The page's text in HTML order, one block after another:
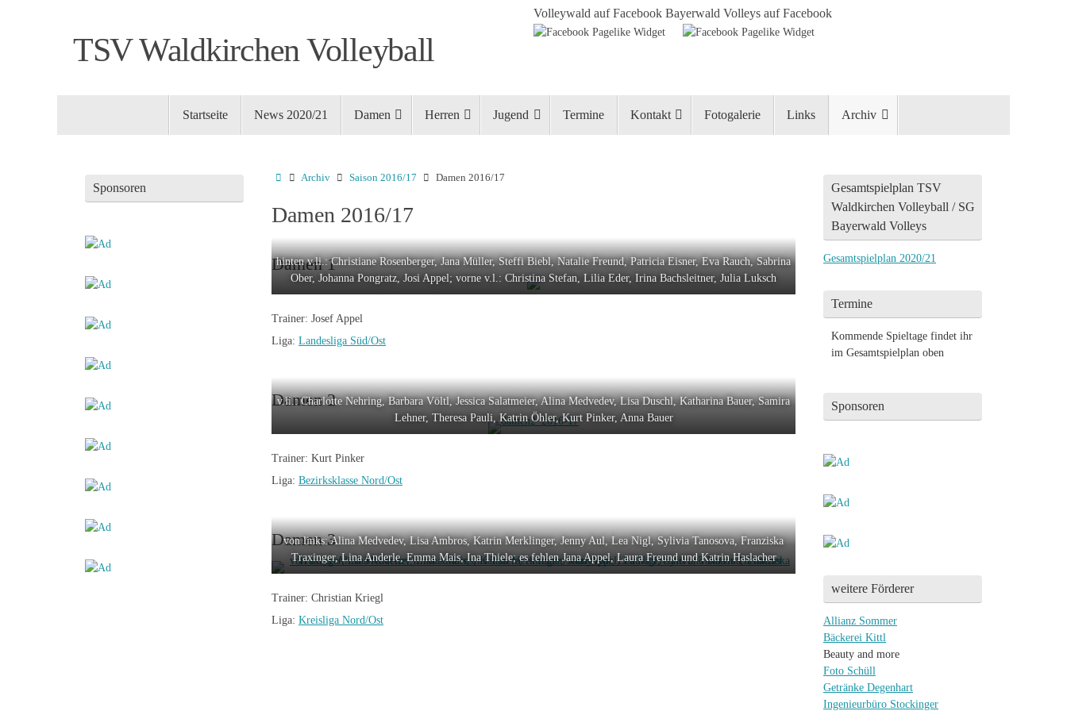
TSV Waldkirchen Volleyball
Volleywald auf Facebook Bayerwald Volleys auf Facebook
Startseite News 2020/21 Damen Herren Jugend Termine Kontakt Fotogalerie Links Archiv
Startseite
Archiv Saison 2016/17 Damen 2016/17
Damen 2016/17
Damen 1
hinten v.li.: Christiane Rosenberger, Jana Müller, Steffi Biebl, Natalie Freund, Patricia Eisner, Eva Rauch, Sabrina
Ober, Johanna Pongratz, Josi Appel; vorne v.l.: Christina Stefan, Lilia Eder, Irina Bachsleitner, Julia Luksch
Trainer: Josef Appel
Liga: Landesliga Süd/Ost
Damen 2
v.li.: Charlotte Nehring, Barbara Völtl, Jessica Salatmeier, Alina Medvedev, Lisa Duschl, Katharina Bauer, Samira
Lehner, Theresa Pauli, Katrin Öhler, Kurt Pinker, Anna Bauer
Trainer: Kurt Pinker
Liga: Bezirksklasse Nord/Ost
Damen 3
von links: Alina Medvedev, Lisa Ambros, Katrin Merklinger, Jenny Aul, Lea Nigl, Sylivia Tanosova, Franziska
Traxinger, Lina Anderle, Emma Mais, Ina Thiele; es fehlen Jana Appel, Laura Freund und Katrin Haslacher
Trainer: Christian Kriegl
Liga: Kreisliga Nord/Ost
Sponsoren
Gesamtspielplan TSV
Waldkirchen Volleyball / SG
Bayerwald Volleys
Gesamtspielplan 2020/21
Termine
Kommende Spieltage findet ihr
im Gesamtspielplan oben
Sponsoren
weitere Förderer
Allianz Sommer
Bäckerei Kittl
Beauty and more
Foto Schüll
Getränke Degenhart
Ingenieurbüro Stockinger